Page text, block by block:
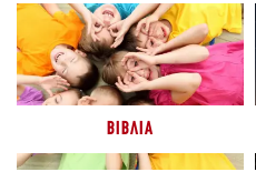
ΒΙΒΛΊΑ